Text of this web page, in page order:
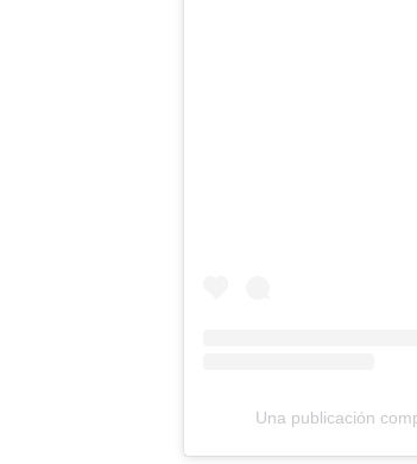
Una publicación